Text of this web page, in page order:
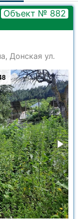
Объект № 882
Донская ул.